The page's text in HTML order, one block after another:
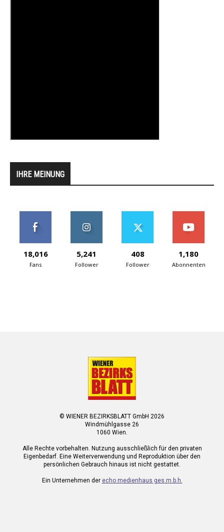
IHRE MEINUNG
18,016
Fans
5,241
Follower
408
Follower
1,180
Abonnenten
© WIENER BEZIRKSBLATT GmbH 2026
Windmühlgasse 26
1060 Wien.
Alle Rechte vorbehalten. Nutzung ausschließlich für den privaten
Eigenbedarf. Eine Weiterverwendung und Reproduktion über den
persönlichen Gebrauch hinaus ist nicht gestattet.
Ein Unternehmen der echo medienhaus ges.m.b.h.